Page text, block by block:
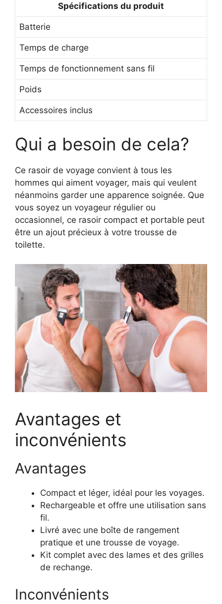
Spécifications du produit
Batterie
Temps de charge
Temps de fonctionnement sans fil
Poids
Accessoires inclus
Qui a besoin de cela?
Ce rasoir de voyage convient à tous les
hommes qui aiment voyager, mais qui veulent
néanmoins garder une apparence soignée. Que
vous soyez un voyageur régulier ou
occasionnel, ce rasoir compact et portable peut
être un ajout précieux à votre trousse de
toilette.
Avantages et
inconvénients
Avantages
Compact et léger, idéal pour les voyages.
Rechargeable et offre une utilisation sans
fil.
Livré avec une boîte de rangement
pratique et une trousse de voyage.
Kit complet avec des lames et des grilles
de rechange.
Inconvénients